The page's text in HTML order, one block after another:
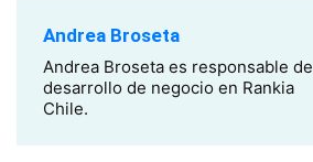
Andrea Broseta
Andrea Broseta es responsable de
desarrollo de negocio en Rankia
Chile.